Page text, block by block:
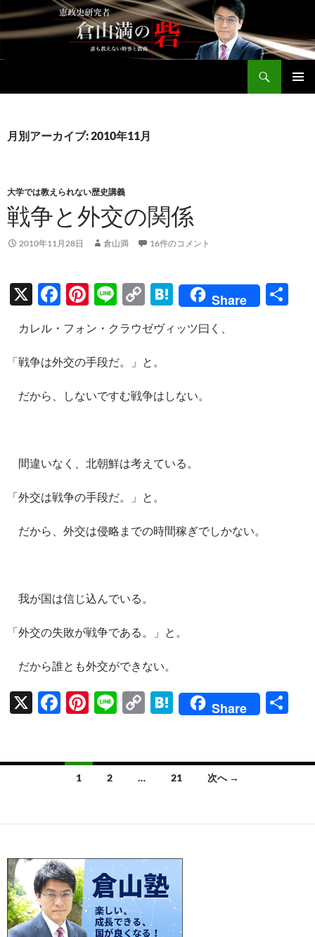
テ
ン
へ
ッ
月別アーカイブ: 2010年11月
大学では教えられない歴史講義
戦争と外交の関係
2010年11月28日 倉山満 16件のコメント
X
F
e
b
o
o
Pi
er
es
Li
n
e
C
o
p
y
Li
n
H
e
a
Share
カレル・フォン・クラウゼヴィッツ曰く、
「戦争は外交の手段だ。」と。
だから、しないですむ戦争はしない。
間違いなく、北朝鮮は考えている。
「外交は戦争の手段だ。」と。
だから、外交は侵略までの時間稼ぎでしかない。
我が国は信じ込んでいる。
「外交の失敗が戦争である。」と。
だから誰とも外交ができない。
X
F
b
Pi
es
Li
C
y
H
n
Share
ナ
ゲ
ー
シ
1 2 … 21 次へ →